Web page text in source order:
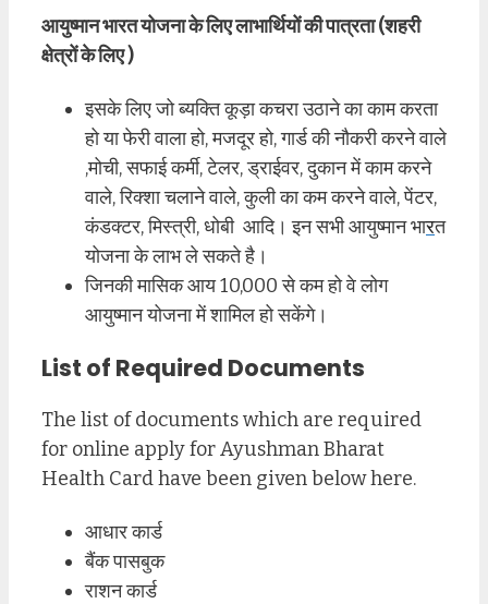
आयुष्मान भारत योजना के लिए लाभार्थियों की पात्रता (शहरी
क्षेत्रों के लिए)
इसके लिए जो ब्यक्ति कूड़ा कचरा उठाने का काम करता
हो या फेरी वाला हो, मजदूर हो, गार्ड की नौकरी करने वाले
,मोची, सफाई कर्मी, टेलर, ड्राईवर, दुकान में काम करने
वाले, रिक्शा चलाने वाले, कुली का कम करने वाले, पेंटर,
कंडक्टर, मिस्त्री, धोबी आदि। इन सभी आयुष्मान भारत
योजना के लाभ ले सकते है।
जिनकी मासिक आय 10,000 से कम हो वे लोग
आयुष्मान योजना में शामिल हो सकेंगे।
List of Required Documents
The list of documents which are required
for online apply for Ayushman Bharat
Health Card have been given below here.
आधार कार्ड
बैंक पासबुक
राशन कार्ड